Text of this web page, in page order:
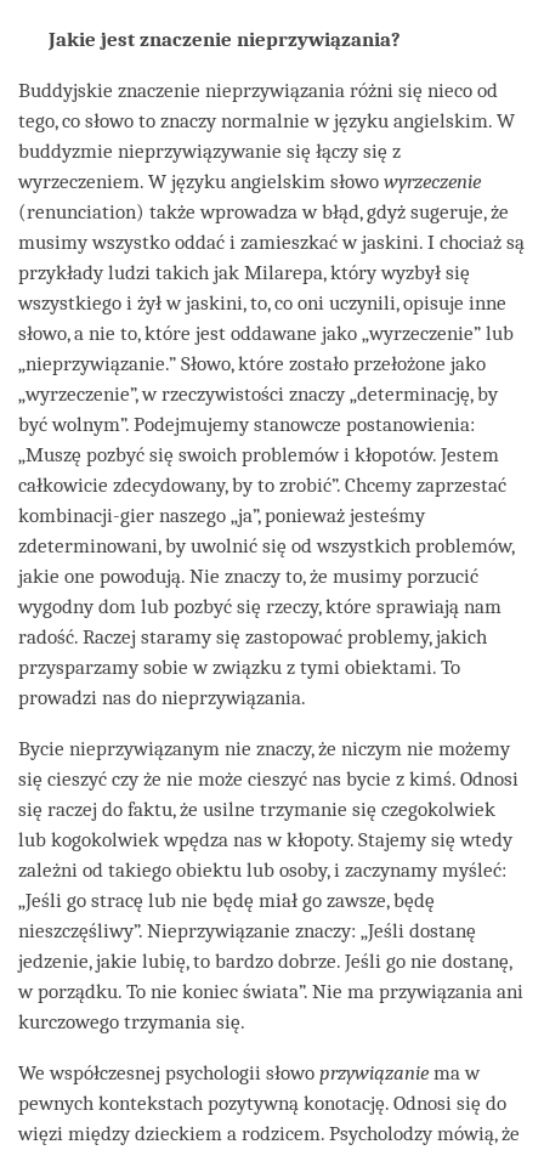
Jakie jest znaczenie nieprzywiązania?
Buddyjskie znaczenie nieprzywiązania różni się nieco od
tego, co słowo to znaczy normalnie w języku angielskim. W
buddyzmie nieprzywiązywanie się łączy się z
wyrzeczeniem. W języku angielskim słowo wyrzeczenie
(renunciation) także wprowadza w błąd, gdyż sugeruje, że
musimy wszystko oddać i zamieszkać w jaskini. I chociaż są
przykłady ludzi takich jak Milarepa, który wyzbył się
wszystkiego i żył w jaskini, to, co oni uczynili, opisuje inne
słowo, a nie to, które jest oddawane jako „wyrzeczenie” lub
„nieprzywiązanie.” Słowo, które zostało przełożone jako
„wyrzeczenie”, w rzeczywistości znaczy „determinację, by
być wolnym”. Podejmujemy stanowcze postanowienia:
„Muszę pozbyć się swoich problemów i kłopotów. Jestem
całkowicie zdecydowany, by to zrobić”. Chcemy zaprzestać
kombinacji-gier naszego „ja”, ponieważ jesteśmy
zdeterminowani, by uwolnić się od wszystkich problemów,
jakie one powodują. Nie znaczy to, że musimy porzucić
wygodny dom lub pozbyć się rzeczy, które sprawiają nam
radość. Raczej staramy się zastopować problemy, jakich
przysparzamy sobie w związku z tymi obiektami. To
prowadzi nas do nieprzywiązania.
Bycie nieprzywiązanym nie znaczy, że niczym nie możemy
się cieszyć czy że nie może cieszyć nas bycie z kimś. Odnosi
się raczej do faktu, że usilne trzymanie się czegokolwiek
lub kogokolwiek wpędza nas w kłopoty. Stajemy się wtedy
zależni od takiego obiektu lub osoby, i zaczynamy myśleć:
„Jeśli go stracę lub nie będę miał go zawsze, będę
nieszczęśliwy”. Nieprzywiązanie znaczy: „Jeśli dostanę
jedzenie, jakie lubię, to bardzo dobrze. Jeśli go nie dostanę,
w porządku. To nie koniec świata”. Nie ma przywiązania ani
kurczowego trzymania się.
We współczesnej psychologii słowo przywiązanie ma w
pewnych kontekstach pozytywną konotację. Odnosi się do
więzi między dzieckiem a rodzicem. Psycholodzy mówią, że